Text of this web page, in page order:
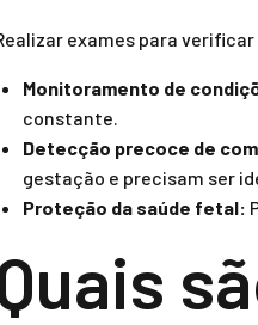
exames para
Monitoramento de
constante.
Detecção precoce de
gestação e precisam ser
Proteção da saúde fetal: